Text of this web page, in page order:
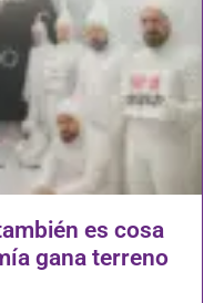
es cosa
gana terreno